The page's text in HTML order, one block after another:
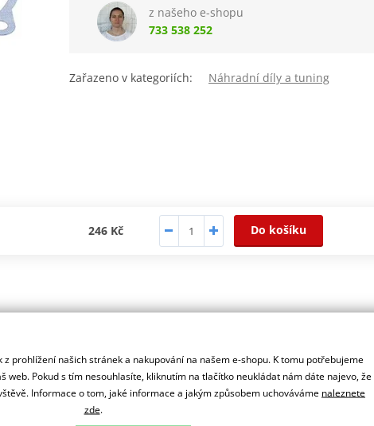
z našeho e-shopu
733 538 252
Zařazeno v kategoriích: Náhradní díly a tuning
246 Kč Do košíku
proti úniku oleje.
prohlížení našich stránek a nakupování na našem e-shopu. K tomu potřebujeme
web. Pokud s tím nesouhlasíte, kliknutím na tlačítko neukládat nám dáte najevo, že
Informace o tom, jaké informace a jakým způsobem uchováváme naleznete
zde.